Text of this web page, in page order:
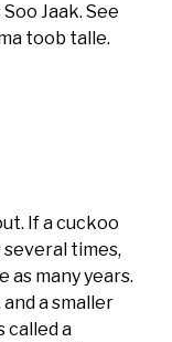
Jaak. See
toob talle.
If a cuckoo
times,
many years.
a smaller
called a